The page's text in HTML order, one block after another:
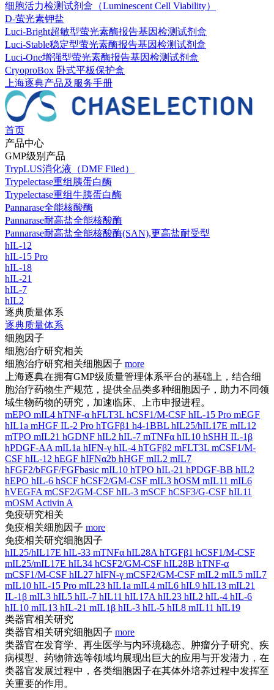
细胞活力检测试剂盒（Luminescent Cell Viability）
D-萤光素钾盐
Luci-Bright超敏型萤光素酶报告基因检测试剂盒
Luci-Stable稳定型萤光素酶报告基因检测试剂盒
Luci-One增强型萤光素酶报告基因检测试剂盒
CryoproBox 卧式平板保护盒
上海逐典产品及服务手册
首页
产品中心
GMP级别产品
TrypLUS消化液（DMF Filed）
Trypelectase重组胰蛋白酶
Trypelectase重组牛胰蛋白酶
Pannarase全能核酸酶
Pannarase耐高盐全能核酸酶
Pannarase耐高盐全能核酸酶(SAN),更高盐耐受型
hIL-12
hIL-15 Pro
hIL-18
hIL-21
hIL-7
hIL2
逐典质量体系
逐典质量体系
细胞因子
细胞治疗研究相关
细胞治疗研究相关细胞因子 more
上海逐典在拥有GMP级质量管理体系平台的基础上，结合细
胞治疗药物生产规范，提供全品类多种细胞因子，助力不同领
域生物药物的研究，加速临床、上市申报进程。
mEPO mIL4 hTNF-α hFLT3L hCSF1/M-CSF hIL-15 Pro mEGF
hIL1a mHGF IL-2 Pro hTGFβ1 h4-1BBL hIL25/hIL17E mIL12
mTPO mIL21 hGDNF hIL2 hIL-7 mTNFα hIL10 hSHH IL-1β
hPDGF-AA mIL1a hIFN-γ hIL-4 hTGFβ2 mFLT3L mCSF1/M-
CSF hIL-12 hEGF hIFNα2b hHGF mIL2 mIL7
hFGF2/bFGF/FGFbasic mIL10 hTPO hIL-21 hPDGF-BB hIL2
hEPO hIL-6 hSCF hCSF2/GM-CSF mIL3 hOSM mIL11 mIL6
hVEGFA mCSF2/GM-CSF hIL-3 mSCF hCSF3/G-CSF hIL11
mOSM Activin A
免疫研究相关
免疫相关细胞因子 more
免疫相关研究细胞因子
hIL25/hIL17E hIL-33 mTNFα hIL28A hTGFβ1 hCSF1/M-CSF
mIL25/mIL17E hIL34 hCSF2/GM-CSF hIL28B hTNF-α
mCSF1/M-CSF hIL27 hIFN-γ mCSF2/GM-CSF mIL2 mIL5 mIL7
mIL10 hIL-15 Pro mIL23 hIL1a mIL4 mIL6 hIL9 hIL13 mIL21
IL-1β mIL3 hIL5 hIL-7 hIL11 hIL17A hIL23 hIL2 hIL-4 hIL-6
hIL10 mIL13 hIL-21 mIL1β hIL-3 hIL-5 hIL8 mIL11 hIL19
类器官相关研究
类器官相关研究细胞因子 more
类器官在发育学、再生医学与内环境稳态、肿瘤分子研究、疾
病模型、药物筛选等领域均展现出巨大的应用与开发潜力，在
类器官发展过程中，各类细胞因子在其体外培养过程中发挥至
关重要的作用。